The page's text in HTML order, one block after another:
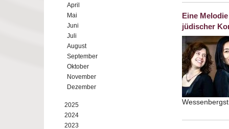
April
Mai
Juni
Juli
August
September
Oktober
November
Dezember
2025
2024
2023
Eine
jüdischer